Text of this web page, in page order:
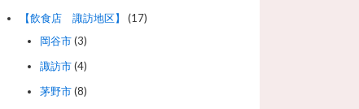
【飲食店 諏訪地区】
(17)
岡谷市(3)
諏訪市(4)
茅野市(8)